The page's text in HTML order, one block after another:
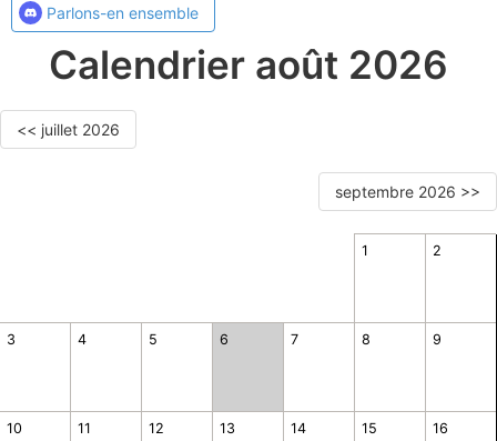
Parlons-en ensemble
Calendrier août 2026
<< juillet 2026
septembre 2026 >>
1 2
3 4 5 6 7 8 9
10 11 12 13 14 15 16